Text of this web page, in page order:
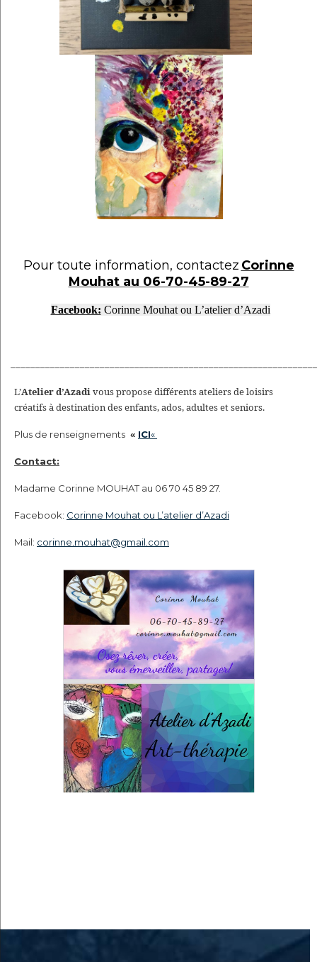
Pour toute information, contactez Corinne
Mouhat au 06-70-45-89-27
Facebook: Corinne Mouhat ou L’atelier d’Azadi
L’Atelier d’Azadivous propose différents ateliers de loisirs
créatifs à destination des enfants, ados, adultes et seniors.
Plus de renseignements « ICI«
Contact:
Madame Corinne MOUHAT au 06 70 45 89 27.
Facebook: Corinne Mouhat ou L’atelier d’Azadi
Mail: corinne.mouhat@gmail.com